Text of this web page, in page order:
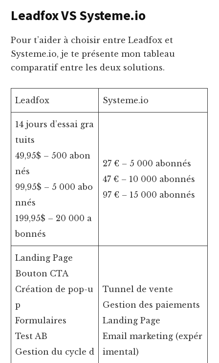
Leadfox VS Systeme.io
Pour t’aider à choisir entre Leadfox et
Systeme.io, je te présente mon tableau
comparatif entre les deux solutions.
Leadfox Systeme.io
14 jours d’essai gra
tuits
49,95$ – 500 abon
nés
99,95$ – 5 000 abo
nnés
199,95$ – 20 000 a
bonnés
27 € – 5 000 abonnés
47 € – 10 000 abonnés
97 € – 15 000 abonnés
Landing Page
Bouton CTA
Création de pop-u
p
Formulaires
Test AB
Gestion du cycle d
Tunnel de vente
Gestion des paiements
Landing Page
Email marketing (expér
imental)